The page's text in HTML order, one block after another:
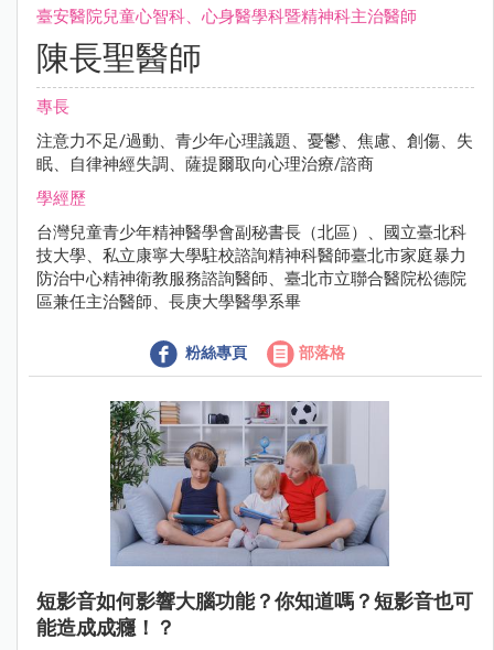
臺安醫院兒童心智科、心身醫學科暨精神科主治醫師
陳長聖醫師
專長
注意力不足/過動、青少年心理議題、憂鬱、焦慮、創傷、失
眠、自律神經失調、薩提爾取向心理治療/諮商
學經歷
台灣兒童青少年精神醫學會副秘書長（北區）、國立臺北科
技大學、私立康寧大學駐校諮詢精神科醫師臺北市家庭暴力
防治中心精神衛教服務諮詢醫師、臺北市立聯合醫院松德院
區兼任主治醫師、長庚大學醫學系畢
粉絲專頁 部落格
短影音如何影響大腦功能？你知道嗎？短影音也可
能造成成癮！？